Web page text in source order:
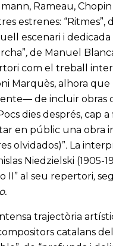
Rameau,
estrenes:
escenari i dedicada
,de Manuel
com el treball
Marquès, alhora que
de incluir obras
dies després, cap
en públic una obra
olvidados)”. La
Niedzielski (1905-
II” al seu repertori,
trajectòria
catalans